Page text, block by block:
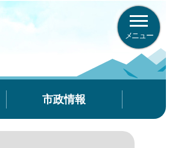
メニュー
市政情報